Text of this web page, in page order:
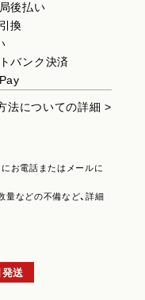
後払い
換
バンク決済
法についての詳細 >
お電話またはメールに
量などの不備など、詳細
送